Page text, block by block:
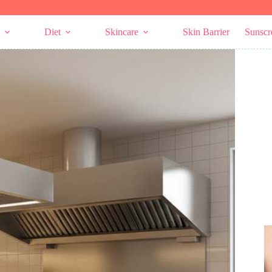
Diet Skincare Skin Barrier